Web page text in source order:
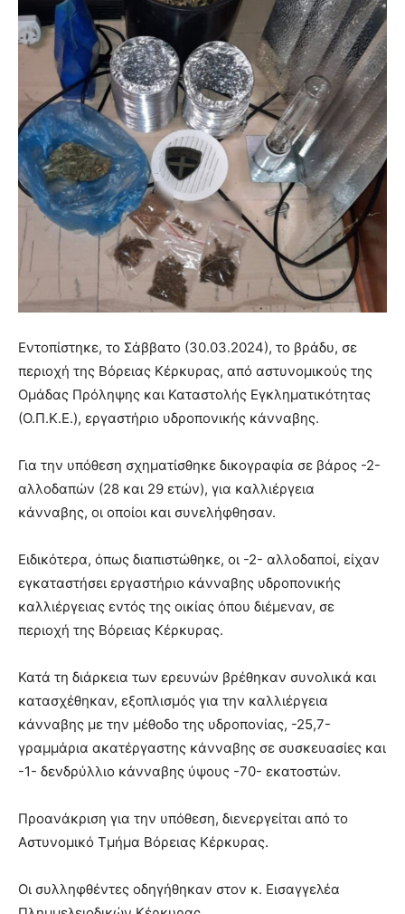
Εντοπίστηκε, το Σάββατο (30.03.2024), το βράδυ, σε
περιοχή της Βόρειας Κέρκυρας, από αστυνομικούς της
Ομάδας Πρόληψης και Καταστολής Εγκληματικότητας
(Ο.Π.Κ.Ε.), εργαστήριο υδροπονικής κάνναβης.
Για την υπόθεση σχηματίσθηκε δικογραφία σε βάρος -2-
αλλοδαπών (28 και 29 ετών), για καλλιέργεια
κάνναβης, οι οποίοι και συνελήφθησαν.
Ειδικότερα, όπως διαπιστώθηκε, οι -2- αλλοδαποί, είχαν
εγκαταστήσει εργαστήριο κάνναβης υδροπονικής
καλλιέργειας εντός της οικίας όπου διέμεναν, σε
περιοχή της Βόρειας Κέρκυρας.
Κατά τη διάρκεια των ερευνών βρέθηκαν συνολικά και
κατασχέθηκαν, εξοπλισμός για την καλλιέργεια
κάνναβης με την μέθοδο της υδροπονίας, -25,7-
γραμμάρια ακατέργαστης κάνναβης σε συσκευασίες και
-1- δενδρύλλιο κάνναβης ύψους -70- εκατοστών.
Προανάκριση για την υπόθεση, διενεργείται από το
Αστυνομικό Τμήμα Βόρειας Κέρκυρας.
Οι συλληφθέντες οδηγήθηκαν στον κ. Εισαγγελέα